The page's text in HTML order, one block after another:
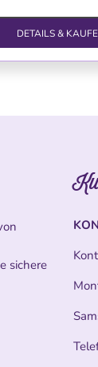
DETAILS &
sichere